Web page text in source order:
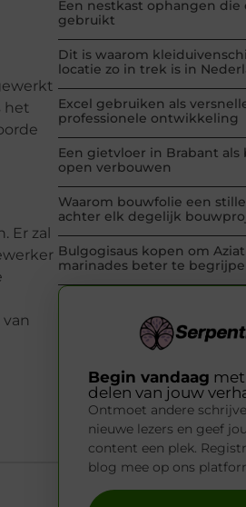
het
Er zal
Een nestkast ophangen
gebruikt
Dit is waarom
locatie zo in trek is in
Excel gebruiken als
professionele ontwikkeling
Een gietvloer in Brabant als
open verbouwen
Waarom bouwfolie een
achter elk degelijk
Bulgogisaus kopen om
marinades beter te
Begin vandaag
delen van jouw
Ontmoet andere
nieuwe lezers en geef
content een plek.
blog mee op ons